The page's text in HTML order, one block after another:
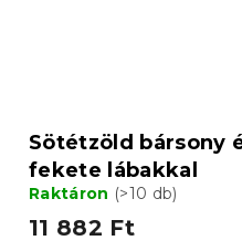
Sötétzöld bársony
fekete lábakkal
Raktáron (>10 db)
11 882 Ft